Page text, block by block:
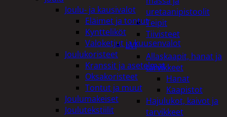
uretaanipistoolit
Teipit
Tiivisteet
LVI
Allaskaapit, hanat ja
tarvikkeet
Hanat
Kaapistot
Hajulukot, kaivot ja
tarvikkeet
Joulu- ja kausivalot
Eläimet ja tontut
Kyntteliköt
Valoketjut ja kuusenvalot
Joulukoristeet
Kranssit ja asetelmat
Oksakoristeet
Tontut ja muut
Joulumakeiset
Joulutekstiilit